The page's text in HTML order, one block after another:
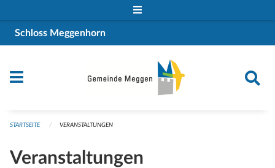
Schloss Meggenhorn
STARTSEITE VERANSTALTUNGEN
Veranstaltungen